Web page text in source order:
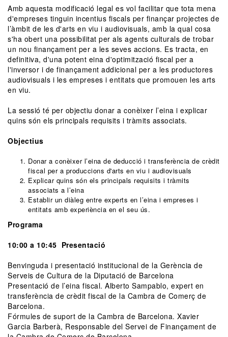
Amb aquesta modificació legal es vol facilitar que tota mena
d'empreses tinguin incentius fiscals per finançar projectes de
l’àmbit de les d'arts en viu i audiovisuals, amb la qual cosa
s'ha obert una possibilitat per als agents culturals de trobar
un nou finançament per a les seves accions. Es tracta, en
definitiva, d'una potent eina d'optimització fiscal per a
l'inversor i de finançament addicional per a les productores
audiovisuals i les empreses i entitats que promouen les arts
en viu.
La sessió té per objectiu donar a conèixer l’eina i explicar
quins són els principals requisits i tràmits associats.
Objectius
Donar a conèixer l’eina de deducció i transferència de crèdit
fiscal per a produccions d'arts en viu i audiovisuals
Explicar quins són els principals requisits i tràmits
associats a l’eina
Establir un diàleg entre experts en l’eina i empreses i
entitats amb experiència en el seu ús.
Programa
10:00 a 10:45 Presentació
Benvinguda i presentació institucional de la Gerència de
Serveis de Cultura de la Diputació de Barcelona
Presentació de l’eina fiscal. Alberto Sampablo, expert en
transferència de crèdit fiscal de la Cambra de Comerç de
Barcelona.
Fórmules de suport de la Cambra de Barcelona. Xavier
Garcia Barberà, Responsable del Servei de Finançament de